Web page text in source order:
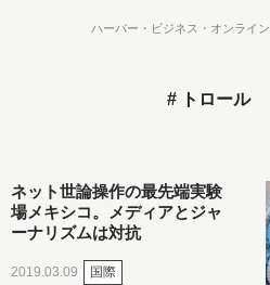
ハーバー・ビジネス・オンライン
トロール
ネット世論操作の最先端実験
場メキシコ。メディアとジャ
ーナリズムは対抗
2019.03.09 国際